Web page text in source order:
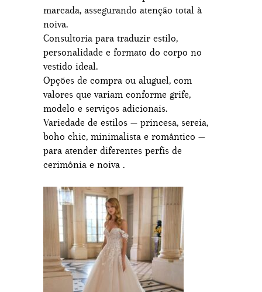
marcada, assegurando atenção total à
noiva.
Consultoria para traduzir estilo,
personalidade e formato do corpo no
vestido ideal.
Opções de compra ou aluguel, com
valores que variam conforme grife,
modelo e serviços adicionais.
Variedade de estilos — princesa, sereia,
boho chic, minimalista e romântico —
para atender diferentes perfis de
cerimônia e noiva .